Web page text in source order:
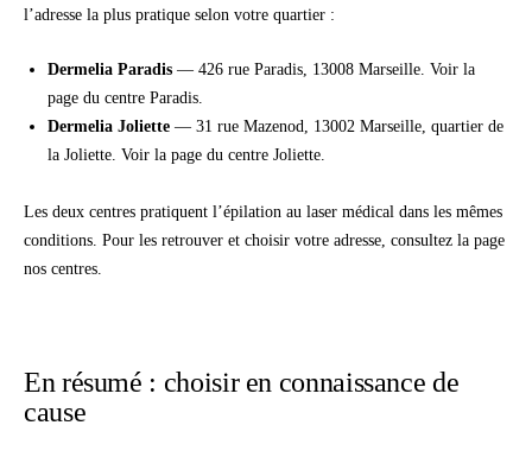
l’adresse la plus pratique selon votre quartier :
Dermelia Paradis — 426 rue Paradis, 13008 Marseille. Voir la
page du centre Paradis
Dermelia Joliette — 31 rue Mazenod, 13002 Marseille, quartier de
la Joliette. Voir la page du centre Joliette
Les deux centres pratiquent l’épilation au laser médical dans les mêmes
conditions. Pour les retrouver et choisir votre adresse, consultez la page
nos centres
En résumé : choisir en connaissance de
cause